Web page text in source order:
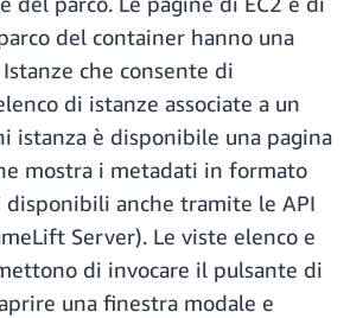
del container hanno una
che consente di
di istanze associate a un
istanza è disponibile una pagina
mostra i metadati in formato
anche tramite le API
Server). Le viste elenco e
di invocare il pulsante di
una finestra modale e